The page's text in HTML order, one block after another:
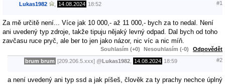
Lukas1982 14.08.2024 18:52 #1
Za mě určitě není... Více jak 10 000,- až 11 000,- bych za to nedal. Není
ani uvedený typ zdroje, takže tipuju nějaký levný odpad. Dal bych od toho
zavčasu ruce pryč, ale ber to jen jako názor, nic víc a nic míň.
Souhlasím (+0) Nesouhlasím (-0) Odpovědět
brum brum [209.206.5.xxx] @Lukas1982 14.08.2024 18:59 #2
a není uvedený ani typ ssd a jak píšeš, člověk za ty prachy nechce úplný